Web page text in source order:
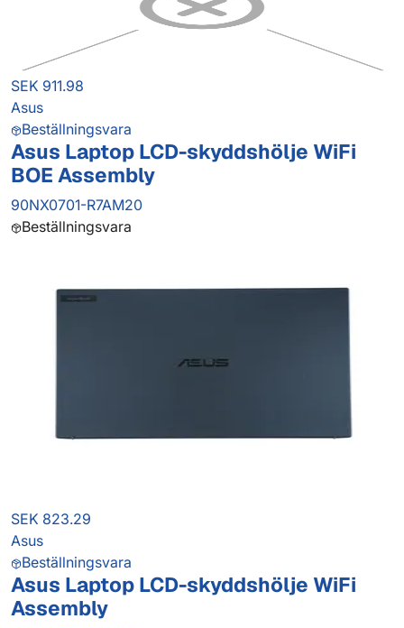
SEK 911.98
Asus
Beställningsvara
Asus Laptop LCD-skyddshölje WiFi
BOE Assembly
90NX0701-R7AM20
Beställningsvara
SEK 823.29
Asus
Beställningsvara
Asus Laptop LCD-skyddshölje WiFi
Assembly